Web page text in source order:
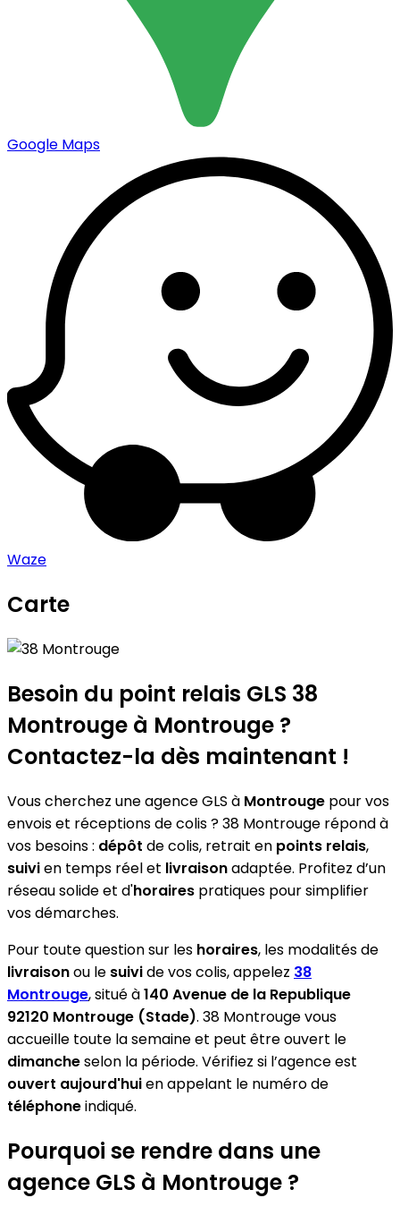
Google Maps
Waze
Carte
+
−
Besoin du point relais GLS 38
Montrouge à Montrouge ?
Contactez-la dès maintenant !
Vous cherchez une agence GLS à Montrouge pour vos
envois et réceptions de colis ? 38 Montrouge répond à
vos besoins : dépôt de colis, retrait en points relais,
suivien temps réel et livraisonadaptée. Profitez d’un
réseau solide et d'horaires pratiques pour simplifier
vos démarches.
Pour toute question sur les horaires, les modalités de
livraisonou le suivide vos colis, appelez 38
Montrouge, situé à140 Avenue de la Republique
92120 Montrouge (Stade). 38 Montrouge vous
accueille toute la semaine et peut être ouvert le
dimancheselon la période. Vérifiez si l’agence est
ouvert aujourd'huien appelant le numéro de
téléphoneindiqué.
Pourquoi se rendre dans une
agence GLS à Montrouge ?